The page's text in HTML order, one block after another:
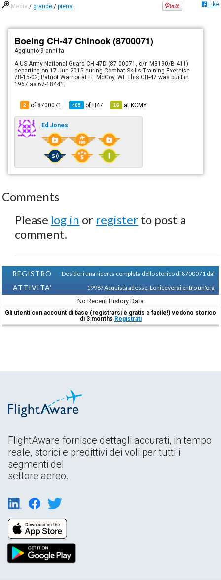
Media /grande /piena Like
Boeing CH-47 Chinook (8700071)
Aggiunto 9 anni fa
A US Army National Guard CH-47D (87-00071, c/n M3190/B-411)
departing on 17 Jun 2015 during Combat Skills Training Exercise
78-15-02, Patriot Warrior at Ft. McCoy, WI. This CH-47 was built in
1967 as 67-18441.
2 of 8700071 405 ofH47 16 atKCMY
Ed Jones
Comments
Please log in or register to post a
comment.
REGISTRO
ATTIVITA'
Desideri una ricerca completa dello storico di 8700071 dal
1998?Acquista adesso. Lo riceverai entro un'ora
No Recent History Data
Gli utenti con account di base (registrarsi è gratis e facile!) vedono storico
di 3 months Registrati
FlightAware fornisce dettagli accurati, in tempo
reale, storici e predittivi dei voli per tutti i
segmenti del
settore aereo.